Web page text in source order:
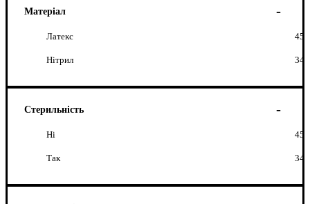
Матеріал
Латекс 45
Нітрил 34
Стерильність
Ні 45
Так 34